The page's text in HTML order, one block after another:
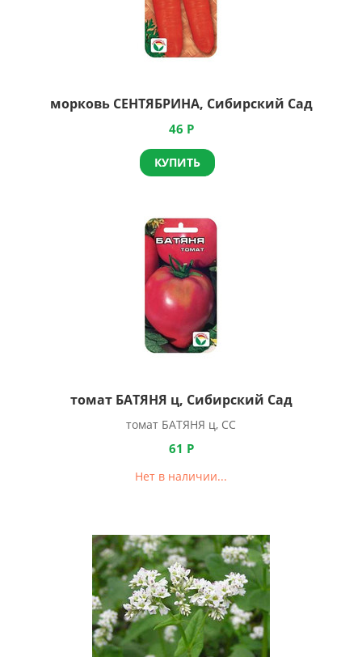
морковь СЕНТЯБРИНА, Сибирский Сад
46 Р
КУПИТЬ
томат БАТЯНЯ ц, Сибирский Сад
томат БАТЯНЯ ц, СС
61 Р
Нет в наличии...